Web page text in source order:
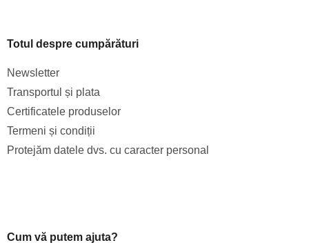
Totul despre cumpărături
Newsletter
Transportul și plata
Certificatele produselor
Termeni și condiții
Protejăm datele dvs. cu caracter personal
Cum vă putem ajuta?